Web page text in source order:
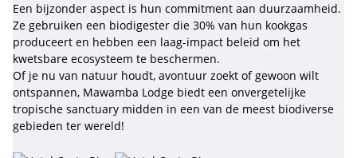
Een bijzonder aspect is hun commitment aan duurzaamheid.
Ze gebruiken een biodigester die 30% van hun kookgas
produceert en hebben een laag-impact beleid om het
kwetsbare ecosysteem te beschermen.
Of je nu van natuur houdt, avontuur zoekt of gewoon wilt
ontspannen, Mawamba Lodge biedt een onvergetelijke
tropische sanctuary midden in een van de meest biodiverse
gebieden ter wereld!